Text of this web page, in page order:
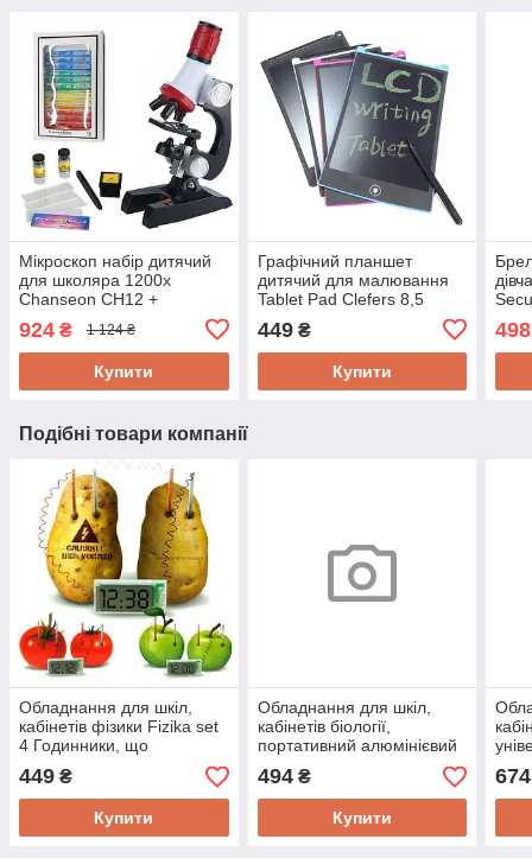
Мікроскоп набір дитячий
для школяра 1200x
Chanseon CH12 +
подарунок!
924 ₴ 1 124 ₴
Купити
Графічний планшет
дитячий для малювання
Tablet Pad Clefers 8,5
449₴
Купити
498
Подібні товари компанії
Обладнання для шкіл,
кабінетів фізики Fizika set
4 Годинники, що
працюють від електрики з
фруктів та інших
середовищ
449 ₴
Купити
Обладнання для шкіл,
кабінетів біології,
портативний алюмінієвий
мікроскоп 100-150х
Science Horse STEM
SD666
494₴
Купити
674